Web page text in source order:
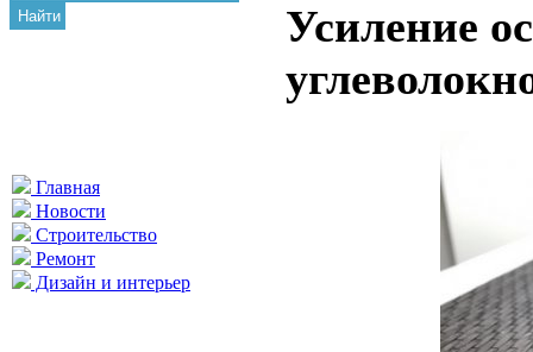
Найти
Главная
Новости
Строительство
Ремонт
Дизайн и интерьер
Усиление